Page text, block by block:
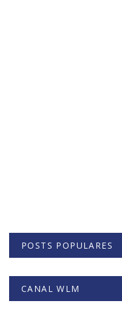
POSTS POPULARES
CANAL WLM